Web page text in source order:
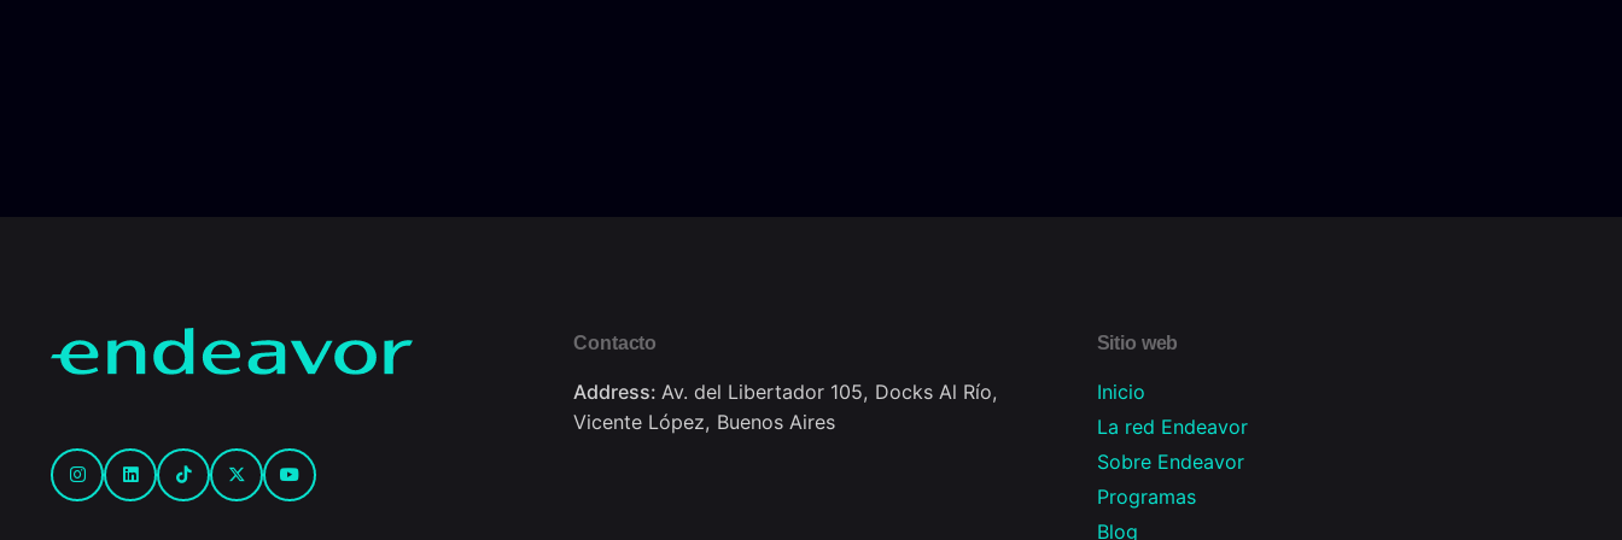
Contacto
Address:Av. del Libertador 105, Docks Al Río,
Vicente López, Buenos Aires
Sitio web
Inicio
La red Endeavor
Sobre Endeavor
Programas
Blog